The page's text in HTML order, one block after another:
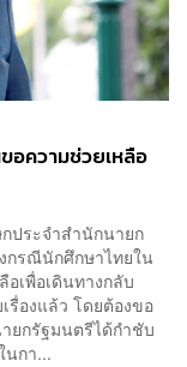
อความช่วยเหลือ
ระจำสำนักนายก
กรณีนักศึกษาไทยใน
อเพื่อเดินทางกลับ
รื่องแล้ว โดยต้องขอ
ยกรัฐมนตรีได้กำชับ
นกา...